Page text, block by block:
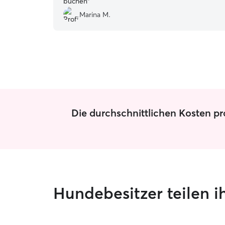
Marina M.
Die durchschnittlichen Kosten
Hundebesitzer teilen